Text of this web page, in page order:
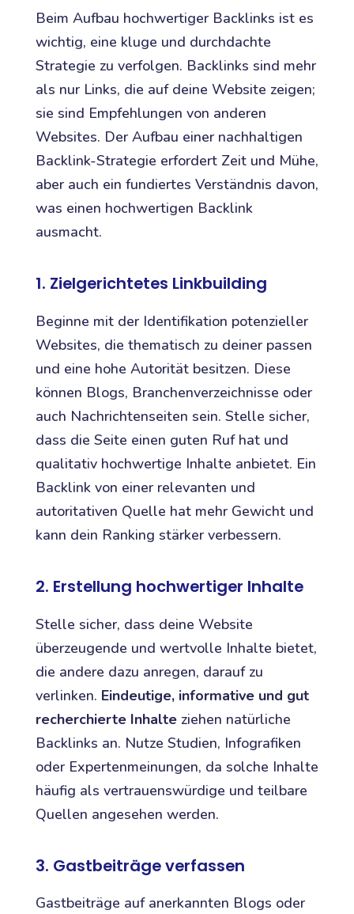
Beim Aufbau hochwertiger Backlinks ist es
wichtig, eine kluge und durchdachte
Strategie zu verfolgen. Backlinks sind mehr
als nur Links, die auf deine Website zeigen;
sie sind Empfehlungen von anderen
Websites. Der Aufbau einer nachhaltigen
Backlink-Strategie erfordert Zeit und Mühe,
aber auch ein fundiertes Verständnis davon,
was einen hochwertigen Backlink
ausmacht.
1. Zielgerichtetes Linkbuilding
Beginne mit der Identifikation potenzieller
Websites, die thematisch zu deiner passen
und eine hohe Autorität besitzen. Diese
können Blogs, Branchenverzeichnisse oder
auch Nachrichtenseiten sein. Stelle sicher,
dass die Seite einen guten Ruf hat und
qualitativ hochwertige Inhalte anbietet. Ein
Backlink von einer relevanten und
autoritativen Quelle hat mehr Gewicht und
kann dein Ranking stärker verbessern.
2. Erstellung hochwertiger Inhalte
Stelle sicher, dass deine Website
überzeugende und wertvolle Inhalte bietet,
die andere dazu anregen, darauf zu
verlinken. Eindeutige, informative und gut
recherchierte Inhalteziehen natürliche
Backlinks an. Nutze Studien, Infografiken
oder Expertenmeinungen, da solche Inhalte
häufig als vertrauenswürdige und teilbare
Quellen angesehen werden.
3. Gastbeiträge verfassen
Gastbeiträge auf anerkannten Blogs oder